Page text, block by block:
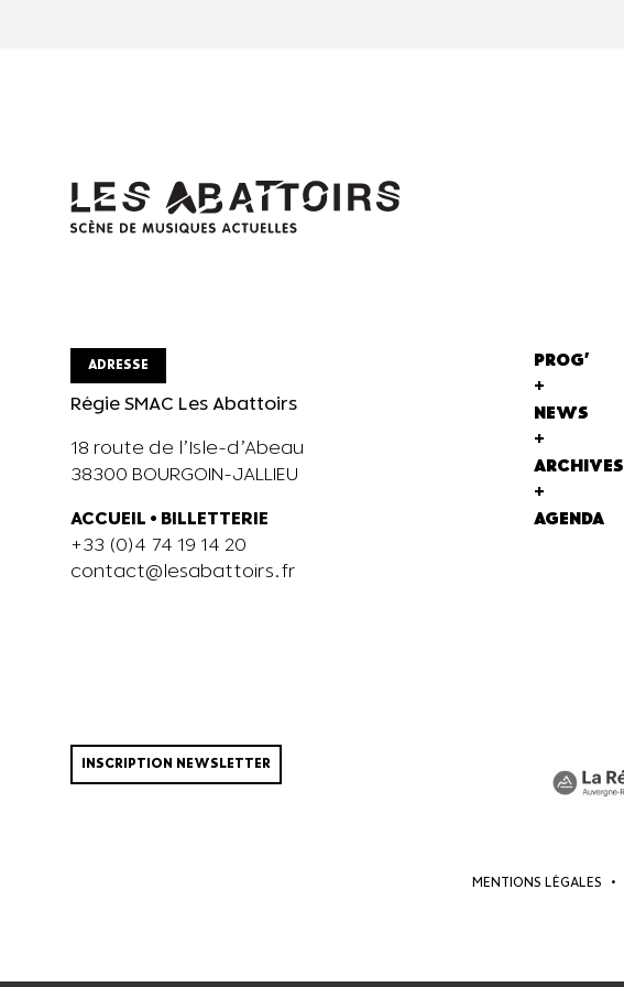
ADRESSE
Régie SMAC Les Abattoirs
18 route de l’Isle-d’Abeau
38300 BOURGOIN-JALLIEU
ACCUEIL • BILLETTERIE
+33 (0)4 74 19 14 20
contact@lesabattoirs.fr
PROG'
+
NEWS
+
ARCHIVES
+
AGENDA
INSCRIPTION NEWSLETTER
MENTIONS LÉGALES •